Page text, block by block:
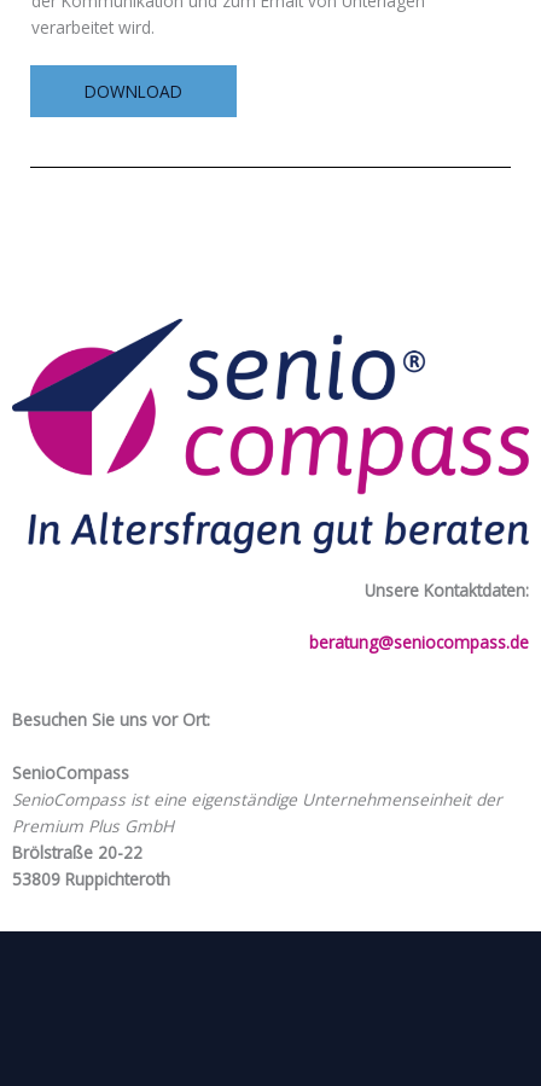
verarbeitet wird.
DOWNLOAD
Unsere Kontaktdaten:
beratung@seniocompass.de
Besuchen Sie uns vor Ort:
SenioCompass
SenioCompass ist eine eigenständige Unternehmenseinheit der
Premium Plus GmbH
Brölstraße 20-22
53809 Ruppichteroth